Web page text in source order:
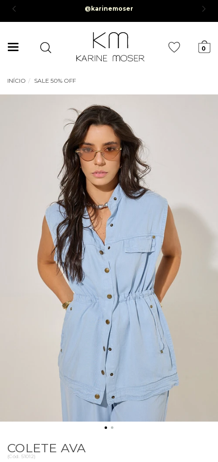
Parcelamento em até 6x sem juros *Parcela mínima de
Mudar
0
INÍCIO SALE 50% OFF
COLETE AVA
(Cód. 51012)